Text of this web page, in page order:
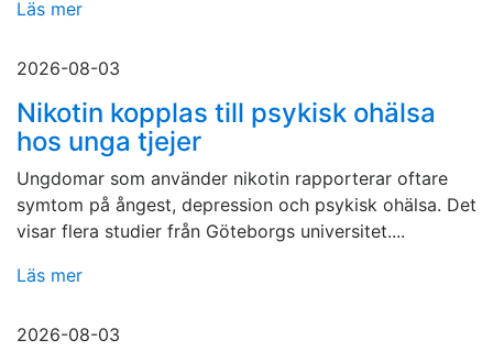
Läs mer
2026-08-03
Nikotin kopplas till psykisk ohälsa
hos unga tjejer
Ungdomar som använder nikotin rapporterar oftare
symtom på ångest, depression och psykisk ohälsa. Det
visar flera studier från Göteborgs universitet....
Läs mer
2026-08-03